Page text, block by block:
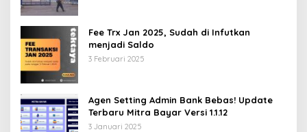
Fee Trx Jan 2025, Sudah di Infutkan
menjadi Saldo
3 Februari 2025
Agen Setting Admin Bank Bebas! Update
Terbaru Mitra Bayar Versi 1.1.12
3 Januari 2025